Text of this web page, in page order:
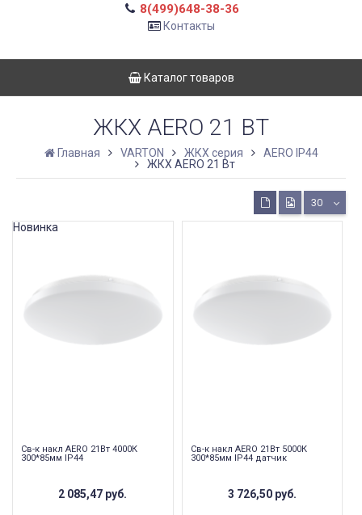
8(499)648-38-36
Контакты
Каталог товаров
ЖКХ AERO 21 ВТ
Главная VARTON ЖКХ серия
AERO IP44
ЖКХ AERO 21 Вт
30
Cв-к накл AERO 21Вт 4000К
300*85мм IP44
2 085,47 руб.
Новинка
Cв-к накл AERO 21Вт 5000К
300*85мм IP44 датчик
3 726,50 руб.